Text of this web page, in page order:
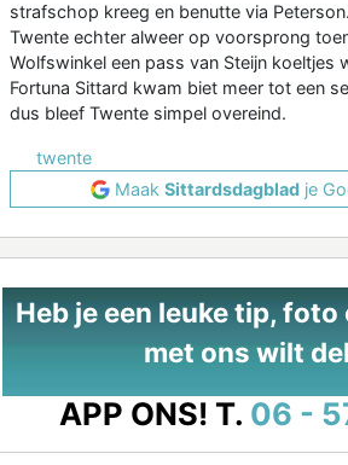
strafschop kreeg en benutte via
Twente echter alweer op voorsprong
Wolfswinkel een pass van Steijn koeltjes
Fortuna Sittard kwam biet meer tot een
dus bleef Twente simpel overeind.
twente
Maak Sittardsdagbladje
Heb je een leuke tip,
met ons wilt
APP ONS! T. 06 -